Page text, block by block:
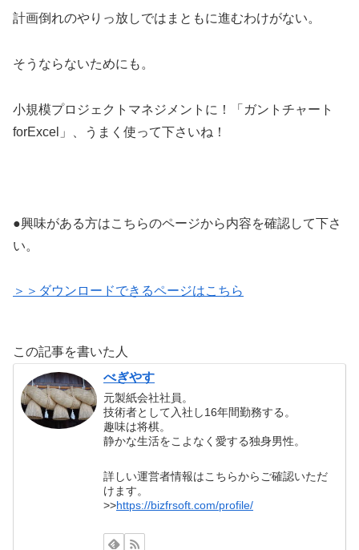
計画倒れのやりっ放しではまともに進むわけがない。
そうならないためにも。
小規模プロジェクトマネジメントに！「ガントチャート
forExcel」、うまく使って下さいね！
●興味がある方はこちらのページから内容を確認して下さ
い。
＞＞ダウンロードできるページはこちら
この記事を書いた人
べぎやす
元製紙会社社員。
技術者として入社し16年間勤務する。
趣味は将棋。
静かな生活をこよなく愛する独身男性。
詳しい運営者情報はこちらからご確認いただ
けます。
>>https://bizfrsoft.com/profile/